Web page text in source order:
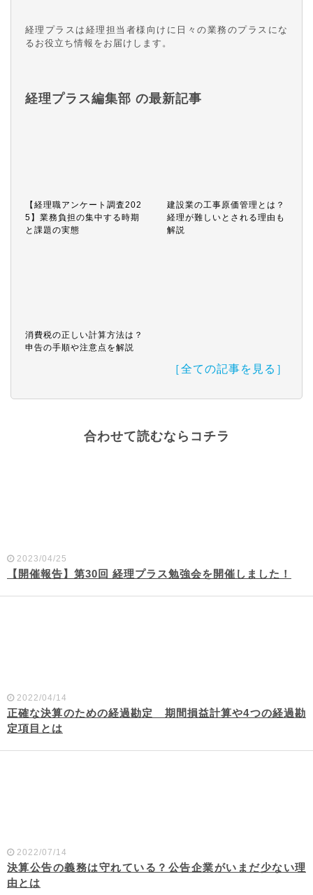
経理プラスは経理担当者様向けに日々の業務のプラスにな
るお役立ち情報をお届けします。
経理プラス編集部 の最新記事
【経理職アンケート調査202
5】業務負担の集中する時期
と課題の実態
建設業の工事原価管理とは？
経理が難しいとされる理由も
解説
消費税の正しい計算方法は？
申告の手順や注意点を解説
［全ての記事を見る］
合わせて読むならコチラ
2023/04/25
【開催報告】第30回 経理プラス勉強会を開催しました！
2022/04/14
正確な決算のための経過勘定 期間損益計算や4つの経過勘
定項目とは
2022/07/14
決算公告の義務は守れている？公告企業がいまだ少ない理
由とは